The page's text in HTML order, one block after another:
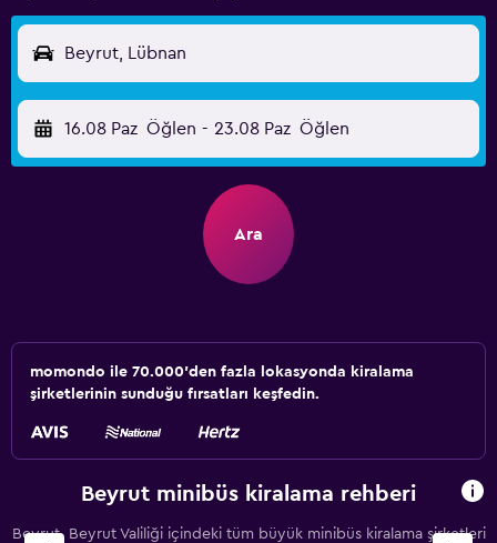
Beyrut, Lübnan
16.08 Paz Öğlen - 23.08 Paz Öğlen
Ara
momondo ile 70.000'den fazla lokasyonda kiralama
şirketlerinin sunduğu fırsatları keşfedin.
Beyrut minibüs kiralama rehberi
Beyrut, Beyrut Valiliği içindeki tüm büyük minibüs kiralama şirketleri